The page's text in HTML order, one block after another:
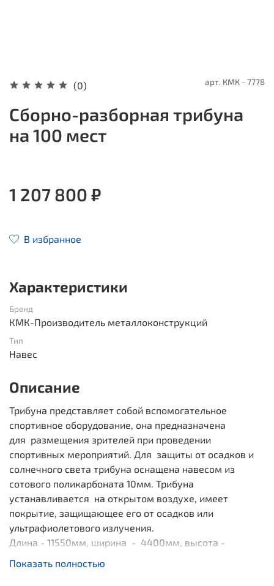
(0) арт. КМК - 7778
Сборно-разборная трибуна
на 100 мест
1 207 800 ₽
В избранное
Характеристики
Бренд
КМК-Производитель металлоконструкций
Тип
Навес
Описание
Трибуна представляет собой вспомогательное
спортивное оборудование, она предназначена
для размещения зрителей при проведении
спортивных мероприятий. Для защиты от осадков и
солнечного света трибуна оснащена навесом из
сотового поликарбоната 10мм. Трибуна
устанавливается на открытом воздухе, имеет
покрытие, защищающее его от осадков или
ультрафиолетового излучения.
Длина - 11550мм, ширина - 4400мм, высота -
Опорные столбы выполнены из стального
Показать полностью